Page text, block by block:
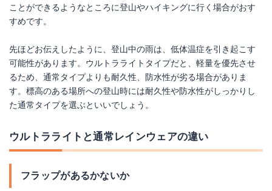
ことができるようなところに登山やハイキングに行く場合がおす
すめです。
先ほどお伝えしたように、登山中の雨は、低体温症を引き起こす
可能性があります。ウルトラライトタイプだと、軽量を優先させ
るため、通常タイプよりも耐久性、防水性が劣る場合がありま
す。標高のある場所への登山時には耐久性や防水性がしっかりし
た通常タイプを選ぶといいでしょう。
ウルトラライトと通常レインウェアの違い
フラップがあるかないか